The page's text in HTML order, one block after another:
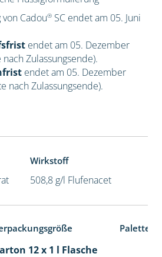
von Cadou®SC endet am 05. Juni
endet am 05. Dezember
Zulassungsende).
endet am 05. Dezember
nach Zulassungsende).
Wirkstoff
508,8 g/l Flufenacet
12 x 1 l Flasche